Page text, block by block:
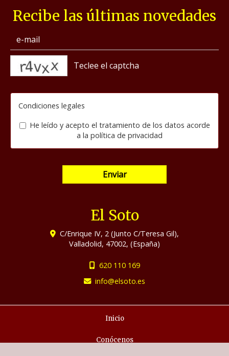
Recibe las últimas novedades
Condiciones legales
He leído y acepto el tratamiento de los datos acorde
a la política de privacidad
Enviar
El Soto
C/Enrique IV, 2 (Junto C/Teresa Gil),
Valladolid, 47002, (España)
620 110 169
info
elsoto.es
Inicio
Conócenos